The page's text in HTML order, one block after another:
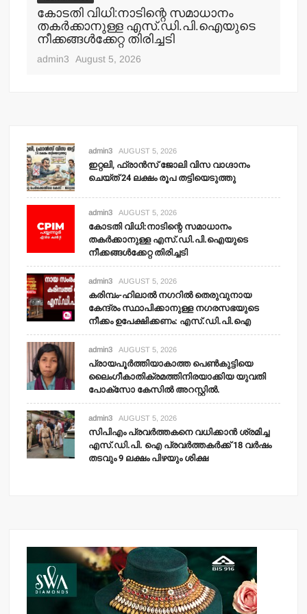
കോടതി വിധി:നാടിന്റെ സമാധാനം
തകര്‍ക്കാനുള്ള എസ്.ഡി.പി.ഐയുടെ
നീക്കങ്ങള്‍ക്കേറ്റ തിരിച്ചടി
admin3 August 5, 2026
admin3 AUGUST 5, 2026
ഇറ്റലി, ഫ്രാന്‍സ് ജോലി വിസ വാഗ്ദാനം
ചെയ്ത് 24 ലക്ഷം രൂപ തട്ടിയെടുത്തു
admin3 AUGUST 5, 2026
കോടതി വിധി:നാടിന്റെ സമാധാനം
തകര്‍ക്കാനുള്ള എസ്.ഡി.പി.ഐയുടെ
നീക്കങ്ങള്‍ക്കേറ്റ തിരിച്ചടി
admin3 AUGUST 5, 2026
കരിമ്പം-ഹിലാല്‍ നഗറില്‍ തെരുവുനായ
കേന്ദ്രം സ്ഥാപിക്കാനുള്ള നഗരസഭയുടെ
നീക്കം ഉപേക്ഷിക്കണം: എസ്.ഡി.പി.ഐ
admin3 AUGUST 5, 2026
പ്രായപൂര്‍ത്തിയാകാത്ത പെണ്‍കുട്ടിയെ
ലൈംഗീകാതിക്രമത്തിനിരയാക്കിയ യുവതി
പോക്‌സോ കേസില്‍ അറസ്റ്റില്‍.
admin3 AUGUST 5, 2026
സിപിഎം പ്രവര്‍ത്തകനെ വധിക്കാന്‍ ശ്രമിച്ച
എസ്.ഡി.പി. ഐ പ്രവര്‍ത്തകര്‍ക്ക് 18 വര്‍ഷം
തടവും 9 ലക്ഷം പിഴയും ശിക്ഷ